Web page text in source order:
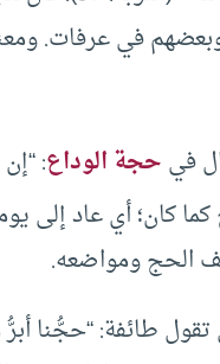
في عرفات.
فيحجة الوداع:
كان؛ أي عاد إلى
الحج ومواضعه.
تقول طائفة: “حجُّنا